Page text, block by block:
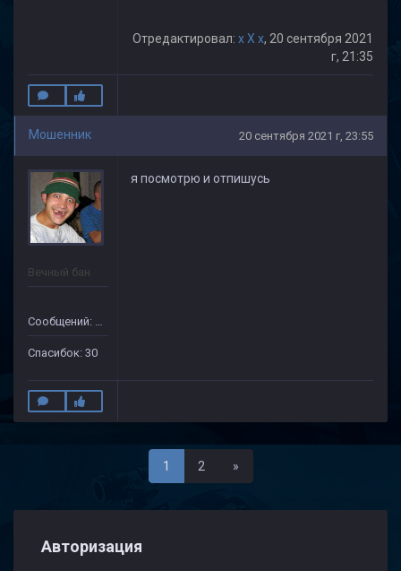
Отредактировал: x X x, 20 сентября 2021
г, 21:35
Мошенник 20 сентября 2021 г, 23:55
Вечный бан
Сообщений: 133
Спасибок: 30
я посмотрю и отпишусь
1 2 »Последняя
Авторизация